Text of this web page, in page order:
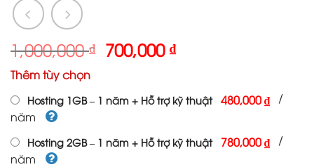
1,000,000₫ Giá
gốc
1,000,000 ₫.
700,000₫Giá
là:
Thêm tùy chọn
Hosting 1GB – 1 năm + Hỗ trợ kỹ thuật 480,000 ₫ /
năm
Hosting 2GB – 1 năm + Hỗ trợ kỹ thuật 780,000 ₫ /
năm